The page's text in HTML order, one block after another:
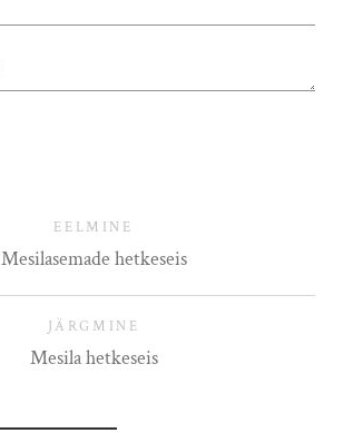
EELMINE
Mesilasemade hetkeseis
JÄRGMINE
Mesila hetkeseis